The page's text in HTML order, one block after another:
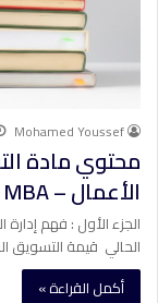
Mohamed Youssef
محتوي مادة
الأعمال – MBA
الحالي قيمة
أكمل القراءة »